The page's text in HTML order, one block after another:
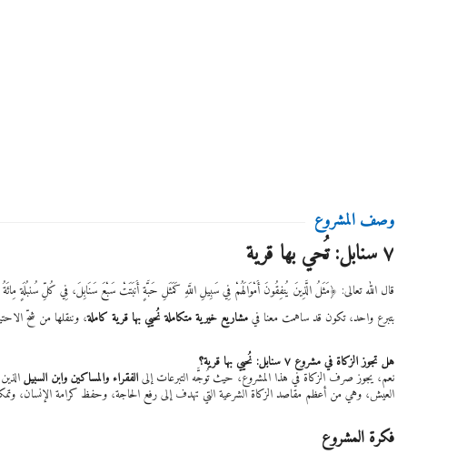
وصف المشروع
٧ سنابل: تُحي بها قرية
قال الله تعالى: ﴿مَثَلُ الَّذِينَ يُنفِقُونَ أَمْوَالَهُمْ فِي سَبِيلِ اللَّهِ كَمَثَلِ حَبَّةٍ أَنبَتَتْ سَبْعَ سَنَابِلَ، فِي كُلِّ سُنبُلَةٍ مِائَةُ
بتبرع واحد، تكون قد ساهمت معنا فيمشاريع خيرية متكاملة نُحيي بها قرية كاملة، وننقلها من شحّ
هل تجوز الزكاة في مشروع ٧ سنابل: نُحيي بها قرية؟
نعم، يجوز صرف الزكاة في هذا المشروع، حيث تُوجَّه التبرعات إلىالفقراء والمساكين وابن السبيل
العيش، وهي من أعظم مقاصد الزكاة الشرعية التي تهدف إلى رفع الحاجة، وحفظ كرامة الإنسان،
فكرة المشروع